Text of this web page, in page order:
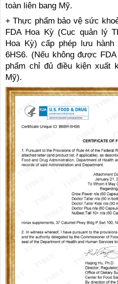
toàn liên bang Mỹ.
+ Thực phẩm bảo vệ sức
FDA Hoa Kỳ (Cục quản lý
Hoa Kỳ) cấp phép lưu
6HS6. (Nếu không được
phẩm chỉ đủ điều kiện xuất
Mỹ).